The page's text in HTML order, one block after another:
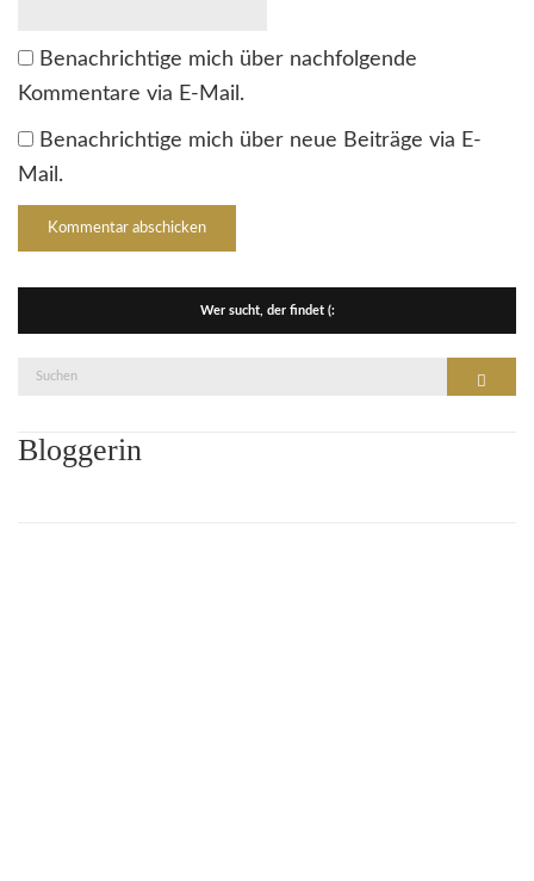
Benachrichtige mich über nachfolgende
Kommentare via E-Mail.
Benachrichtige mich über neue Beiträge via E-
Mail.
Wer sucht, der findet (:
Suche
Bloggerin